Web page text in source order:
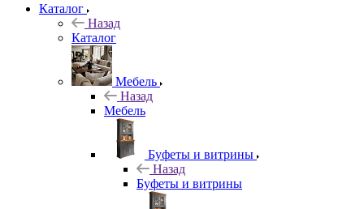
Каталог
Назад
Каталог
Мебель
Назад
Мебель
Буфеты и витрины
Назад
Буфеты и витрины